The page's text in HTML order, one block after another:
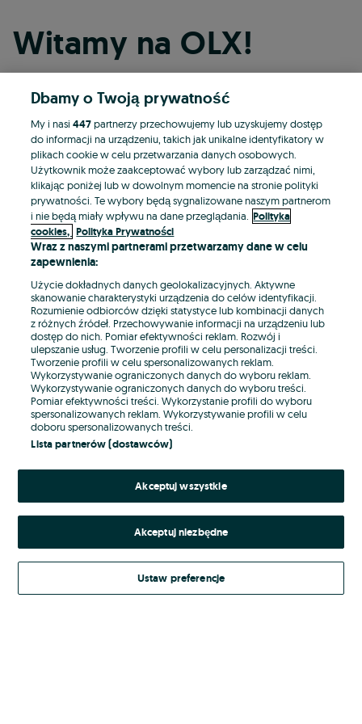
Witamy na OLX!
Kontynuuj przez Facebooka
Kontynuuj przez konto Apple
Kontynuuj przez konto Google
LUB
E-mail
Hasło
Nie pamiętasz hasła?
Zaloguj się
Kontynuując za pośrednictwem jednego z dostawców wskazanych powyżej,
Regulamin serwisuOLX.pl w jego aktualnym brzmieniu.
Dbamy o Twoją prywatność
My i nasi447partnerzy przechowujemy lub uzyskujemy dostęp
do informacji na urządzeniu, takich jak unikalne identyfikatory w
plikach cookie w celu przetwarzania danych osobowych.
Użytkownik może zaakceptować wybory lub zarządzać nimi,
klikając poniżej lub w dowolnym momencie na stronie polityki
prywatności. Te wybory będą sygnalizowane naszym partnerom
i nie będą miały wpływu na dane przeglądania. Polityka
cookies, Polityka Prywatności
Wraz z naszymi partnerami przetwarzamy dane w celu
zapewnienia:
Użycie dokładnych danych geolokalizacyjnych. Aktywne
skanowanie charakterystyki urządzenia do celów identyfikacji.
Rozumienie odbiorców dzięki statystyce lub kombinacji danych
z różnych źródeł. Przechowywanie informacji na urządzeniu lub
dostęp do nich. Pomiar efektywności reklam. Rozwój i
ulepszanie usług. Tworzenie profili w celu personalizacji treści.
Tworzenie profili w celu spersonalizowanych reklam.
Wykorzystywanie ograniczonych danych do wyboru reklam.
Wykorzystywanie ograniczonych danych do wyboru treści.
Pomiar efektywności treści. Wykorzystanie profili do wyboru
spersonalizowanych reklam. Wykorzystywanie profili w celu
doboru spersonalizowanych treści.
Lista partnerów (dostawców)
Akceptuj wszystkie
Akceptuj niezbędne
Ustaw preferencje